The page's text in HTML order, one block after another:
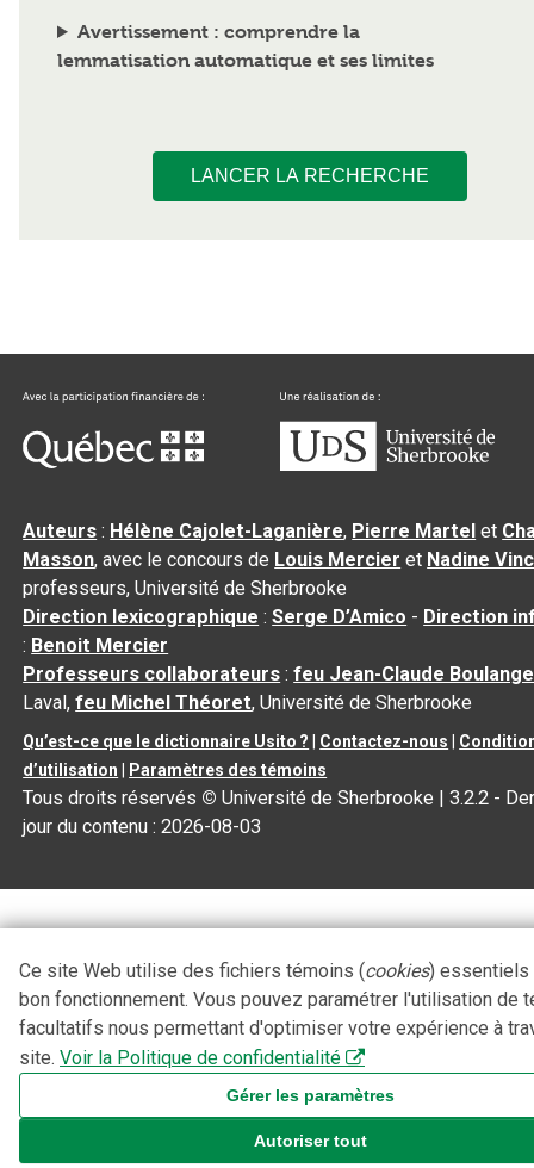
Avertissement : comprendre la
lemmatisation automatique et ses limites
LANCER LA RECHERCHE
Auteurs : Hélène Cajolet-Laganière, Pierre Martel et
Masson, avec le concours de Louis Mercier et Nadine
professeurs, Université de Sherbrooke
Direction lexicographique :Serge D’Amico - Direction
: Benoit Mercier
Professeurs collaborateurs :feu Jean-Claude
Laval,feu Michel Théoret, Université de Sherbrooke
Qu’est-ce que le dictionnaire Usito ? Contactez-nous
d’utilisation
Paramètres des témoins
Tous droits réservés © Université de Sherbrooke |3.2.2 -
jour du contenu :2026-08-03
Ce site Web utilise des fichiers témoins (cookies) essentiels
bon fonctionnement. Vous pouvez paramétrer l'utilisation de
facultatifs nous permettant d'optimiser votre expérience à
site. Voir la Politique de confidentialité
Gérer les paramètres
Autoriser tout